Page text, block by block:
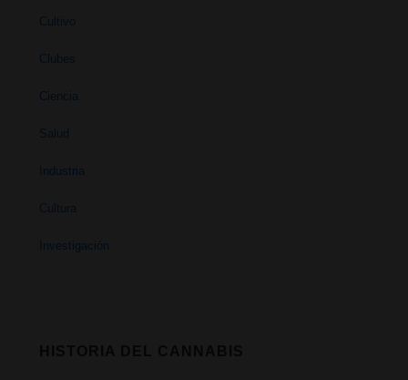
Cultivo
Clubes
Ciencia
Salud
Industria
Cultura
Investigación